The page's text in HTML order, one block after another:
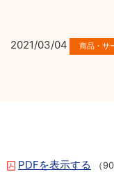
2021/03/04
PDFを表示する （